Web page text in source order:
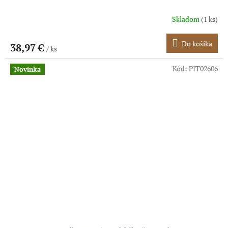
Skladom (1 ks)
38,97 € / ks
Do košíka
Novinka Kód: PIT02606